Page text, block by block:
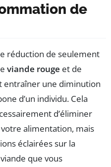
de
réduction de seulement
viande rouge et de
entraîner une diminution
d’un individu. Cela
d’éliminer
alimentation, mais
éclairées sur la
que vous